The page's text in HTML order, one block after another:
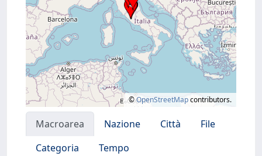
©OpenStreetMapcontributors.
Macroarea Nazione Città
File
Categoria
Tempo